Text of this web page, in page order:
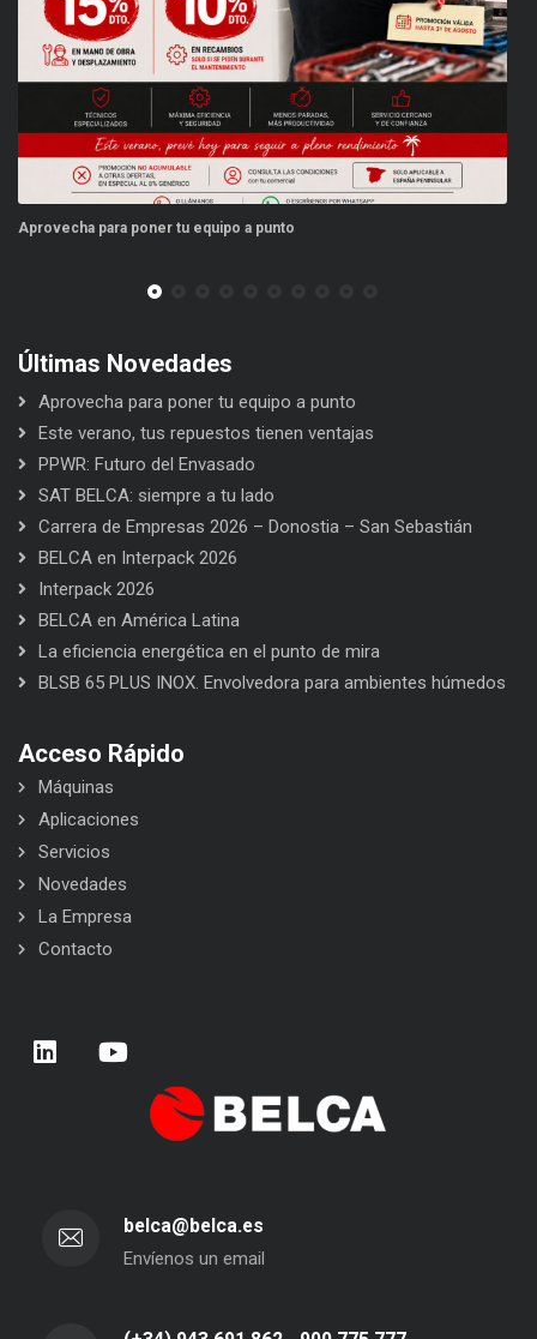
tu equipo a punto
Últimas Novedades
Aprovecha para poner tu equipo a punto
Este verano, tus repuestos tienen ventajas
PPWR: Futuro del Envasado
SAT BELCA: siempre a tu lado
Carrera de Empresas 2026 – Donostia – San Sebastián
BELCA en Interpack 2026
Interpack 2026
BELCA en América Latina
La eficiencia energética en el punto de mira
BLSB 65 PLUS INOX. Envolvedora para ambientes húmedos
Acceso Rápido
Máquinas
Aplicaciones
Servicios
Novedades
La Empresa
Contacto
belca@belca.es
Envíenos un email